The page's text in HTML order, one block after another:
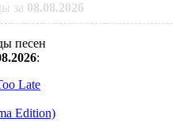
за 08.08.2026
песен
:
Late
Edition)